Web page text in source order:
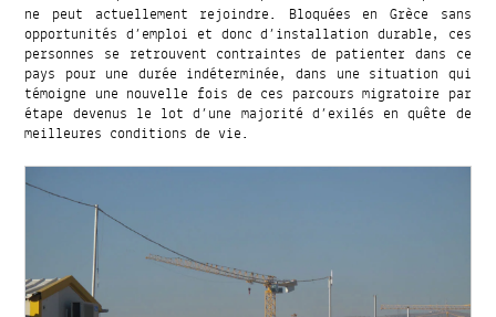
ne peut actuellement rejoindre. Bloquées en Grèce sans
opportunités d’emploi et donc d’installation durable, ces
personnes se retrouvent contraintes de patienter dans ce
pays pour une durée indéterminée, dans une situation qui
témoigne une nouvelle fois de ces parcours migratoire par
étape devenus le lot d’une majorité d’exilés en quête de
meilleures conditions de vie.